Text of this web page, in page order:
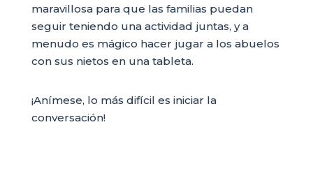
maravillosa para que las familias puedan
seguir teniendo una actividad juntas, y a
menudo es mágico hacer jugar a los abuelos
con sus nietos en una tableta.
¡Anímese, lo más difícil es iniciar la
conversación!